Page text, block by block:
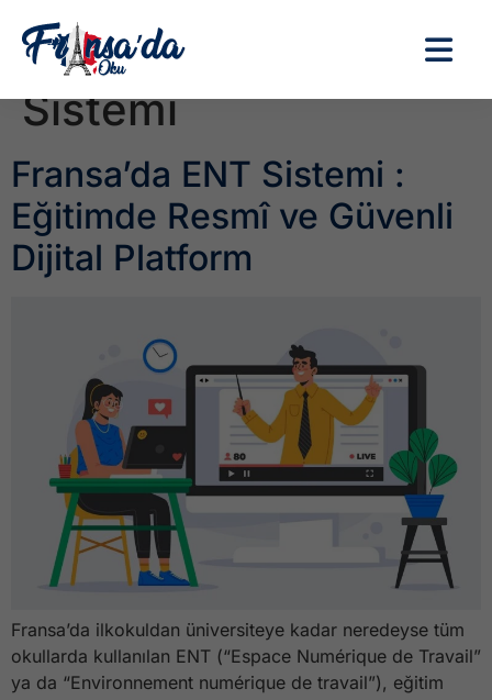
Etiket:Fransa’da ENT
Sistemi
Fransa’da ENT Sistemi :
Eğitimde Resmî ve Güvenli
Dijital Platform
Fransa’da ilkokuldan üniversiteye kadar neredeyse tüm
okullarda kullanılan ENT (“Espace Numérique de Travail”
ya da “Environnement numérique de travail”), eğitim